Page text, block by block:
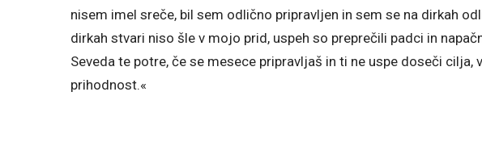
nisem imel sreče, bil sem odlično pripravljen in sem se na dirkah
dirkah stvari niso šle v mojo prid, uspeh so preprečili padci in
Seveda te potre, če se mesece pripravljaš in ti ne uspe doseči
prihodnost.«